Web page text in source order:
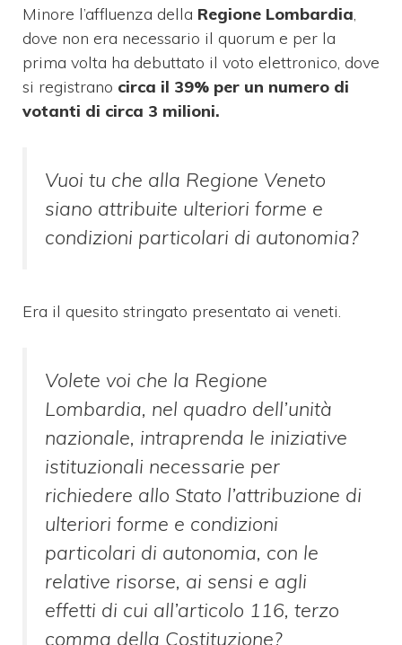
Minore l’affluenza della Regione Lombardia,
dove non era necessario il quorum e per la
prima volta ha debuttato il voto elettronico, dove
si registrano circa il 39% per un numero di
votanti di circa 3 milioni.
Vuoi tu che alla Regione Veneto
siano attribuite ulteriori forme e
condizioni particolari di autonomia?
Era il quesito stringato presentato ai veneti.
Volete voi che la Regione
Lombardia, nel quadro dell’unità
nazionale, intraprenda le iniziative
istituzionali necessarie per
richiedere allo Stato l’attribuzione di
ulteriori forme e condizioni
particolari di autonomia, con le
relative risorse, ai sensi e agli
effetti di cui all’articolo 116, terzo
comma della Costituzione?